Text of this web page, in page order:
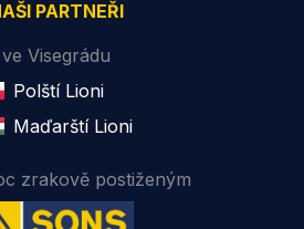
PARTNEŘI
ve Visegrádu
Polští Lioni
Maďarští Lioni
zrakově postiženým